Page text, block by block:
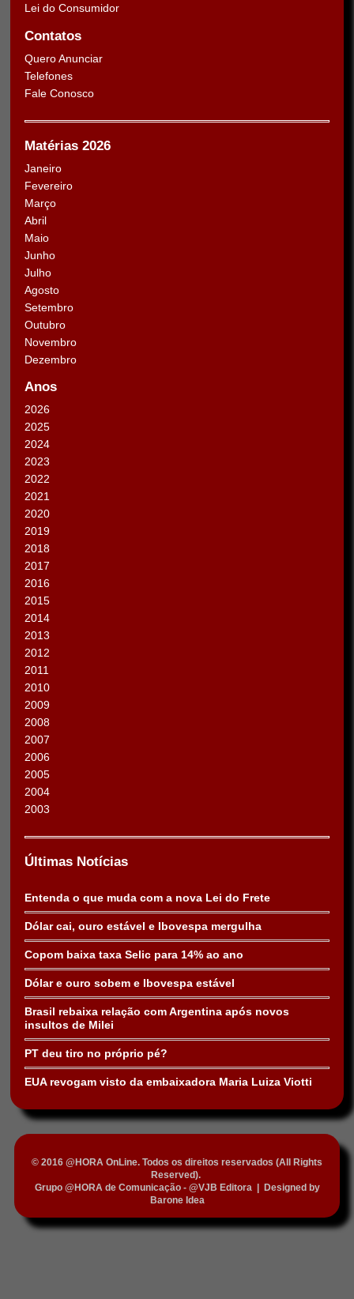
Lei do Consumidor
Contatos
Quero Anunciar
Telefones
Fale Conosco
Matérias 2026
Janeiro
Fevereiro
Março
Abril
Maio
Junho
Julho
Agosto
Setembro
Outubro
Novembro
Dezembro
Anos
2026
2025
2024
2023
2022
2021
2020
2019
2018
2017
2016
2015
2014
2013
2012
2011
2010
2009
2008
2007
2006
2005
2004
2003
Últimas Notícias
Entenda o que muda com a nova Lei do Frete
Dólar cai, ouro estável e Ibovespa mergulha
Copom baixa taxa Selic para 14% ao ano
Dólar e ouro sobem e Ibovespa estável
Brasil rebaixa relação com Argentina após novos
insultos de Milei
PT deu tiro no próprio pé?
EUA revogam visto da embaixadora Maria Luiza Viotti
© 2016 @HORA OnLine. Todos os direitos reservados (All Rights
Reserved).
Grupo @HORA de Comunicação - @VJB Editora|
Designed by
Barone Idea